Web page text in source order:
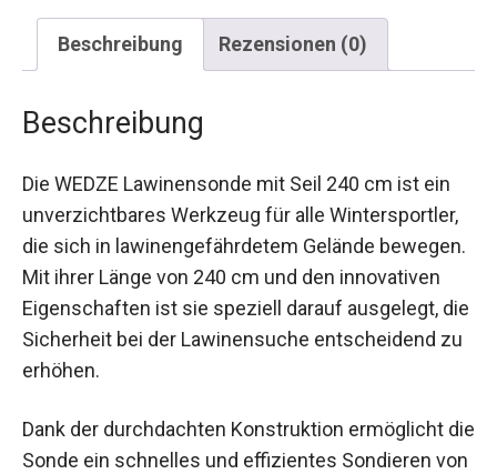
Beschreibung Rezensionen (0)
Beschreibung
unverzichtbares Werkzeug für alle Wintersportler,
die sich in lawinengefährdetem Gelände
bewegen. Mit ihrer Länge von 240 cm und den
innovativen Eigenschaften ist sie speziell darauf
ausgelegt, die Sicherheit bei der Lawinensuche
entscheidend zu erhöhen.
die Sonde ein schnelles und effizientes